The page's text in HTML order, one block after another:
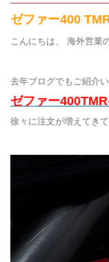
ゼファー400
こんにちは、 海外営業
去年ブログでもご紹介
ゼファー
徐々に注文が増えてきて